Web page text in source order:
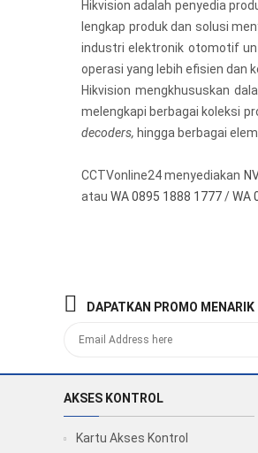
Hikvision adalah penyedia
lengkap produk dan solusi
industri elektronik otomotif
operasi yang lebih efisien dan
Hikvision mengkhususkan
melengkapi berbagai koleksi
decoders, hingga berbagai
CCTVonline24 menyediakan
atau WA 0895 1888 1777/WA
DAPATKAN PROMO MENARIK
AKSES KONTROL
Kartu Akses Kontrol